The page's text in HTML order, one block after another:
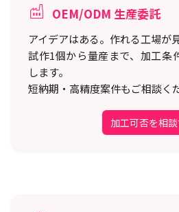
OEM/ODM 生産委託
アイデアはある。作れる工場が
試作1個から量産まで、加工条
します。
短納期・高精度案件もご相談く
加工可否を相